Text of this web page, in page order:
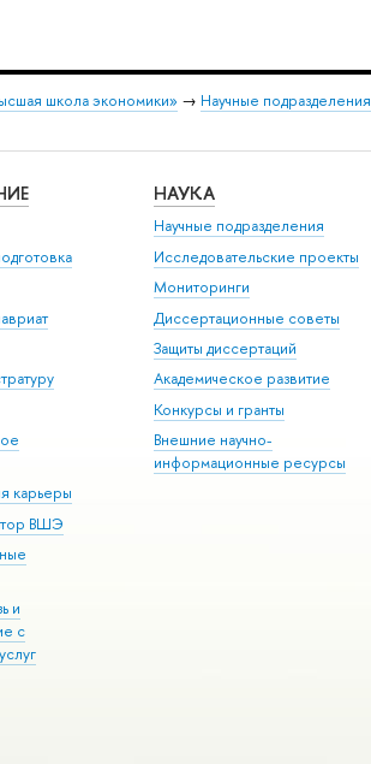
школа экономики» → Научные подразделения
карьеры
ВШЭ
и
с
НАУКА
Научные подразделения
Исследовательские проекты
Мониторинги
Диссертационные советы
Защиты диссертаций
Академическое развитие
Конкурсы и гранты
Внешние научно-
информационные ресурсы